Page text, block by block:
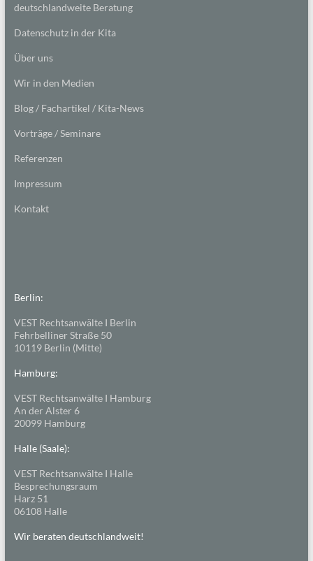
deutschlandweite Beratung
Datenschutz in der Kita
Über uns
Wir in den Medien
Blog / Fachartikel / Kita-News
Vorträge / Seminare
Referenzen
Impressum
Kontakt
Berlin:
VEST Rechtsanwälte I Berlin
Fehrbelliner Straße 50
10119 Berlin (Mitte)
Hamburg:
VEST Rechtsanwälte I Hamburg
An der Alster 6
20099 Hamburg
Halle (Saale):
VEST Rechtsanwälte I Halle
Besprechungsraum
Harz 51
06108 Halle
Wir beraten deutschlandweit!